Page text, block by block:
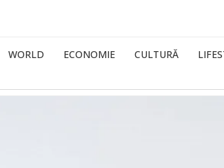
WORLD ECONOMIE CULTURĂ